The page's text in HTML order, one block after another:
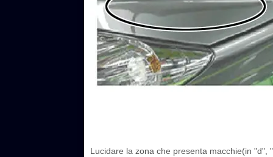
Lucidare la zona che presenta macchie(in "d",